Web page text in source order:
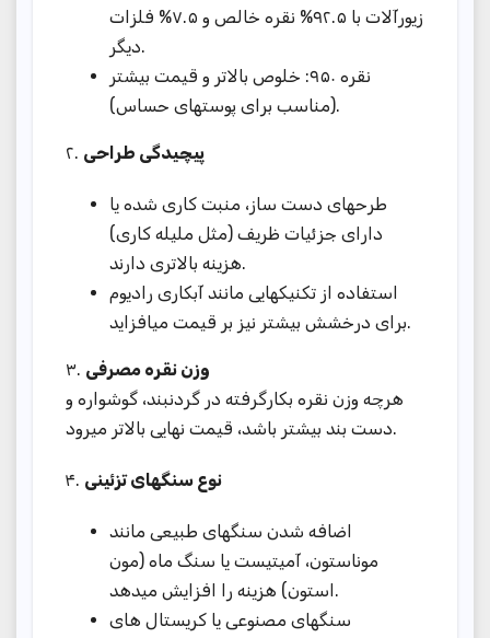
زیورآلات با ۹۲.۵% نقره خالص و ۷.۵% فلزات
دیگر.
نقره ۹۵۰: خلوص بالاتر و قیمت بیشتر
(مناسب برای پوستهای حساس).
۲. پیچیدگی طراحی
طرحهای دست ساز، منبت کاری شده یا
دارای جزئیات ظریف (مثل ملیله کاری)
هزینه بالاتری دارند.
استفاده از تکنیکهایی مانند آبکاری رادیوم
برای درخشش بیشتر نیز بر قیمت میافزاید.
۳. وزن نقره مصرفی
هرچه وزن نقره بکارگرفته در گردنبند، گوشواره و
دست بند بیشتر باشد، قیمت نهایی بالاتر میرود.
۴. نوع سنگهای تزئینی
اضافه شدن سنگهای طبیعی مانند
موناستون، آمیتیست یا سنگ ماه (مون
استون) هزینه را افزایش میدهد.
سنگهای مصنوعی یا کریستال های